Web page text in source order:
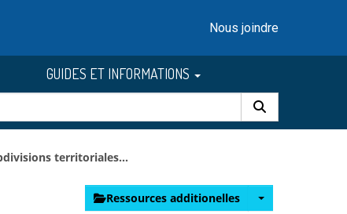
Nous joindre
GUIDES ET INFORMATIONS
territoriales...
Ressources additionelles